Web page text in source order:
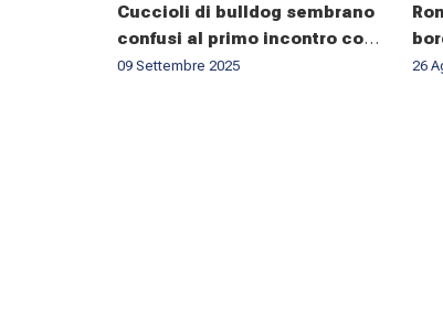
Cuccioli di bulldog sembrano
confusi al primo incontro con
un gatto
09 Settembre 2025 26